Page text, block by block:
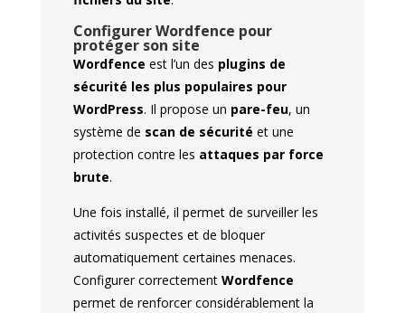
Configurer Wordfence pour
protéger son site
Wordfence est l’un des plugins de
sécurité les plus populaires pour
WordPress. Il propose un pare-feu, un
système de scan de sécurité et une
protection contre les attaques par force
brute.
Une fois installé, il permet de surveiller les
activités suspectes et de bloquer
automatiquement certaines menaces.
Configurer correctement Wordfence
permet de renforcer considérablement la